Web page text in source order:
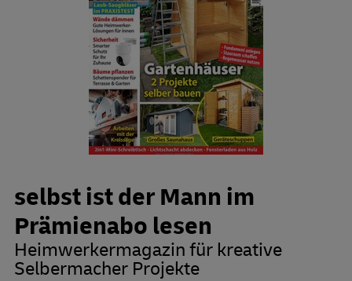
selbst ist der Mann im
Prämienabo lesen
Heimwerkermagazin für kreative
Selbermacher Projekte